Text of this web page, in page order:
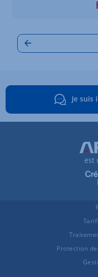
Je suis
est
Protection